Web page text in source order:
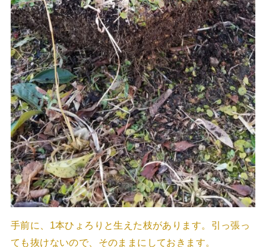
手前に、1本ひょろりと生えた枝があります。引っ張っ
ても抜けないので、そのままにしておきます。